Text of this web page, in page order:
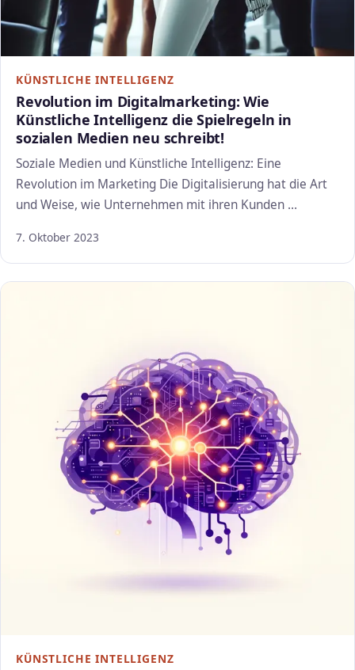
KÜNSTLICHE INTELLIGENZ
Revolution im Digitalmarketing: Wie
Künstliche Intelligenz die Spielregeln in
sozialen Medien neu schreibt!
Soziale Medien und Künstliche Intelligenz: Eine
Revolution im Marketing Die Digitalisierung hat die Art
und Weise, wie Unternehmen mit ihren Kunden …
7. Oktober 2023
KÜNSTLICHE INTELLIGENZ